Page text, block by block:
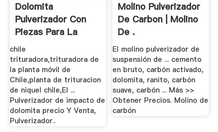
Dolomita
Pulverizador Con
Piezas Para La
Venta ...
chile
trituradora,trituradora de
la planta móvil de
Chile,planta de trituracion
de niquel chile,El ...
Pulverizador de impacto de
dolomita precio Y Venta,
Pulverizador..
Molino Pulverizador
De Carbon | Molino
De .
El molino pulverizador de
suspensión de ... cemento
en bruto, carbón activado,
dolomita, ranito, carbón
suave, carbón ... Más >>
Obtener Precios. Molino de
carbón